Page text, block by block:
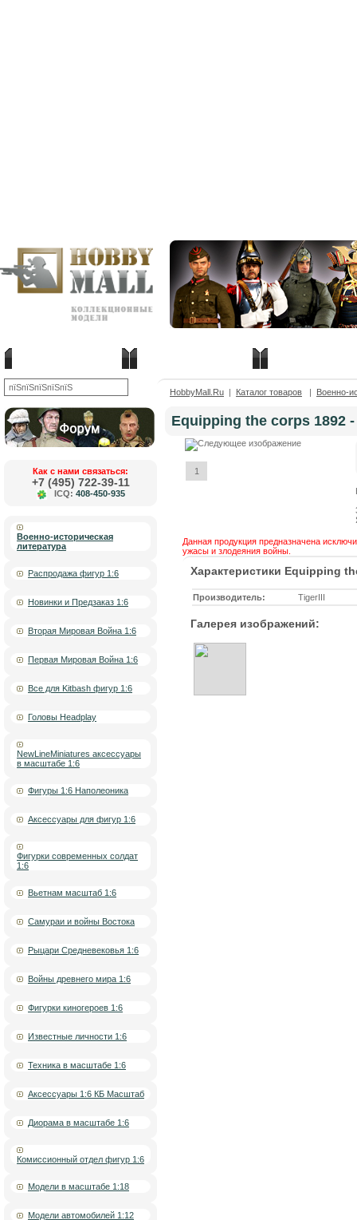
Как с нами связаться:
+7 (495) 722-39-11
ICQ: 408-450-935
Военно-историческая
литература
Распродажа фигур 1:6
Новинки и Предзаказ 1:6
Вторая Мировая Война 1:6
Первая Мировая Война 1:6
Все для Kitbash фигур 1:6
Головы Headplay
NewLineMiniatures аксессуары
в масштабе 1:6
Фигуры 1:6 Наполеоника
Аксессуары для фигур 1:6
Фигурки современных солдат
1:6
Вьетнам масштаб 1:6
Самураи и войны Востока
Рыцари Средневековья 1:6
Войны древнего мира 1:6
Фигурки киногероев 1:6
Известные личности 1:6
Техника в масштабе 1:6
Аксессуары 1:6 КБ Масштаб
Диорама в масштабе 1:6
Комиссионный отдел фигур 1:6
Модели в масштабе 1:18
Модели автомобилей 1:12
HobbyMall.Ru | Каталог товаров | Военно-
Equipping the corps 1892 -
1
Данная продукция предназначена
ужасы и злодеяния войны.
Характеристики Equipping
Производитель: TigerIII
Галерея изображений: